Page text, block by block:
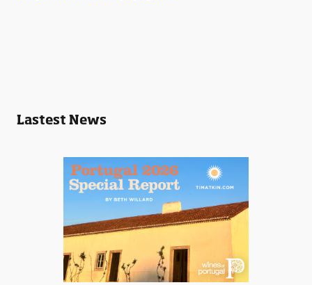
Lastest News